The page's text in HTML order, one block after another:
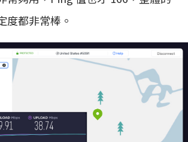
度都非常棒。